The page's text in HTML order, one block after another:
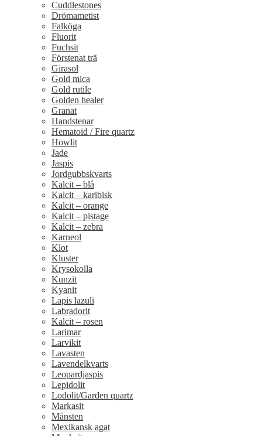
Cuddlestones
Drömametist
Falköga
Fluorit
Fuchsit
Förstenat trä
Girasol
Gold mica
Gold rutile
Golden healer
Granat
Handstenar
Hematoid / Fire quartz
Howlit
Jade
Jaspis
Jordgubbskvarts
Kalcit – blå
Kalcit – karibisk
Kalcit – orange
Kalcit – pistage
Kalcit – zebra
Karneol
Klot
Kluster
Krysokolla
Kunzit
Kyanit
Lapis lazuli
Labradorit
Kalcit – rosen
Larimar
Larvikit
Lavasten
Lavendelkvarts
Leopardjaspis
Lepidolit
Lodolit/Garden quartz
Markasit
Månsten
Mexikansk agat